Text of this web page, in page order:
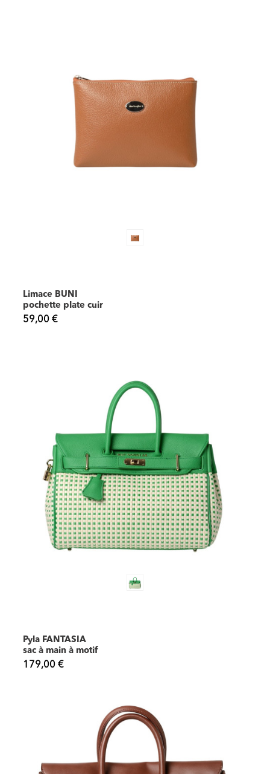
Limace BUNI
pochette plate cuir
59,00 €
Pyla FANTASIA
sac à main à motif
179,00 €